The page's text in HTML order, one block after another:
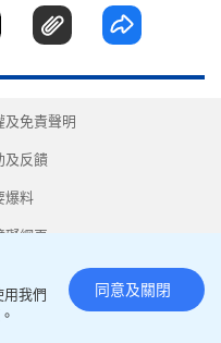
及免責聲明
及反饋
爆料
礙網頁
我們
同意及關閉